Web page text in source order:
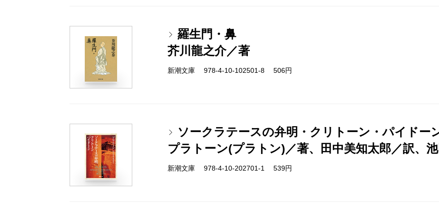
羅生門・鼻
芥川龍之介／著
新潮文庫 978-4-10-102501-8 506円
ソークラテースの弁明・クリトーン・パイドー
プラトーン(プラトン)／著、田中美知太郎／訳、
新潮文庫 978-4-10-202701-1 539円